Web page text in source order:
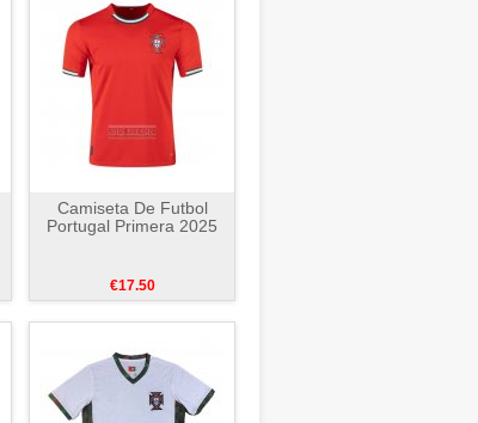
Camiseta De Futbol
Portugal Primera 2025
€17.50